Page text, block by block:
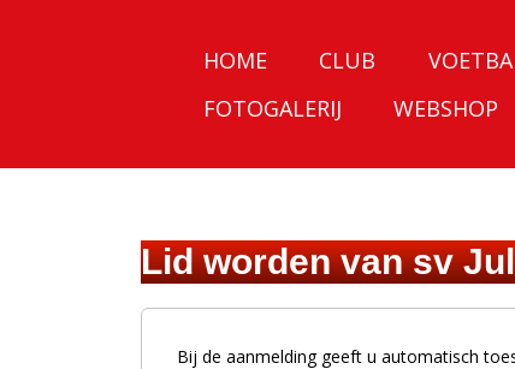
HOME CLUB
FOTOGALERIJ
WEBSHOP
Lid worden van sv
Bij de aanmelding geeft u automatisch